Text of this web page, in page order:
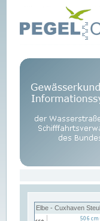
Elbe - Cuxhaven